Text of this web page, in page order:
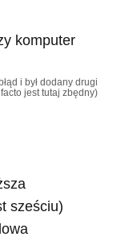
i był dodany drugi
jest tutaj zbędny)
sześciu)